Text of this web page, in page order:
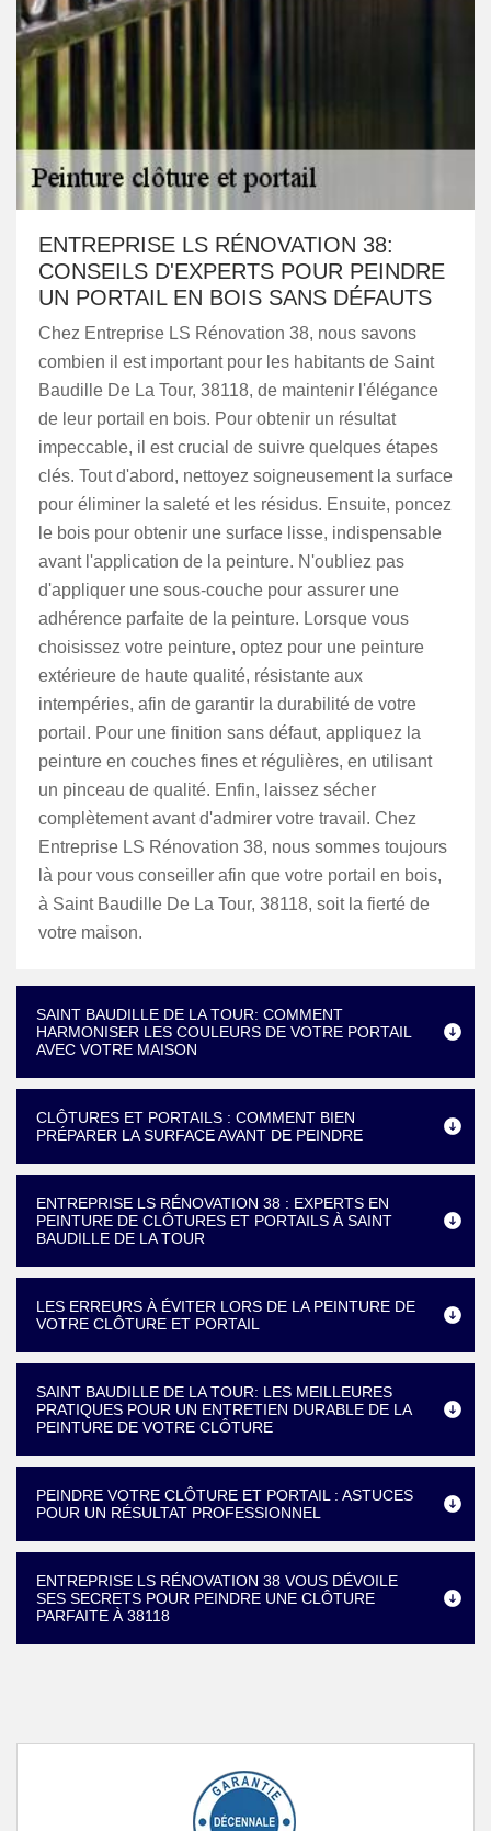
ENTREPRISE LS RÉNOVATION 38:
CONSEILS D'EXPERTS POUR PEINDRE
UN PORTAIL EN BOIS SANS DÉFAUTS
Chez Entreprise LS Rénovation 38, nous savons
combien il est important pour les habitants de Saint
Baudille De La Tour, 38118, de maintenir l'élégance
de leur portail en bois. Pour obtenir un résultat
impeccable, il est crucial de suivre quelques étapes
clés. Tout d'abord, nettoyez soigneusement la surface
pour éliminer la saleté et les résidus. Ensuite, poncez
le bois pour obtenir une surface lisse, indispensable
avant l'application de la peinture. N'oubliez pas
d'appliquer une sous-couche pour assurer une
adhérence parfaite de la peinture. Lorsque vous
choisissez votre peinture, optez pour une peinture
extérieure de haute qualité, résistante aux
intempéries, afin de garantir la durabilité de votre
portail. Pour une finition sans défaut, appliquez la
peinture en couches fines et régulières, en utilisant
un pinceau de qualité. Enfin, laissez sécher
complètement avant d'admirer votre travail. Chez
Entreprise LS Rénovation 38, nous sommes toujours
là pour vous conseiller afin que votre portail en bois,
à Saint Baudille De La Tour, 38118, soit la fierté de
votre maison.
SAINT BAUDILLE DE LA TOUR: COMMENT
HARMONISER LES COULEURS DE VOTRE PORTAIL
AVEC VOTRE MAISON
CLÔTURES ET PORTAILS : COMMENT BIEN
PRÉPARER LA SURFACE AVANT DE PEINDRE
ENTREPRISE LS RÉNOVATION 38 : EXPERTS EN
PEINTURE DE CLÔTURES ET PORTAILS À SAINT
BAUDILLE DE LA TOUR
LES ERREURS À ÉVITER LORS DE LA PEINTURE DE
VOTRE CLÔTURE ET PORTAIL
SAINT BAUDILLE DE LA TOUR: LES MEILLEURES
PRATIQUES POUR UN ENTRETIEN DURABLE DE LA
PEINTURE DE VOTRE CLÔTURE
PEINDRE VOTRE CLÔTURE ET PORTAIL : ASTUCES
POUR UN RÉSULTAT PROFESSIONNEL
ENTREPRISE LS RÉNOVATION 38 VOUS DÉVOILE
SES SECRETS POUR PEINDRE UNE CLÔTURE
PARFAITE À 38118